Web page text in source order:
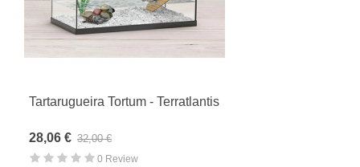
Tartarugueira Tortum - Terratlantis
28,06 € 32,00 €
0 Review